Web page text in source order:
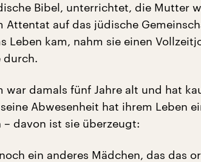
Bibel, unterrichtet, die Mutter
Attentat auf das jüdische
Leben kam, nahm sie einen
durch.
war damals fünf Jahre alt und hat
Abwesenheit hat ihrem Leben
davon ist sie überzeugt:
ein anderes Mädchen, das das